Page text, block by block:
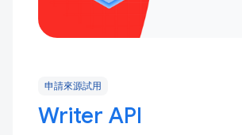
申請來源試用
Writer API